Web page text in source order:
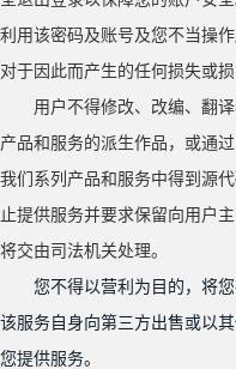
利用该密码及账号及您不当操
对于因此而产生的任何损失或
用户不得修改、改编、翻
产品和服务的派生作品，或通
我们系列产品和服务中得到源
止提供服务并要求保留向用户
将交由司法机关处理。
您不得以营利为目的，将
该服务自身向第三方出售或以
您提供服务。